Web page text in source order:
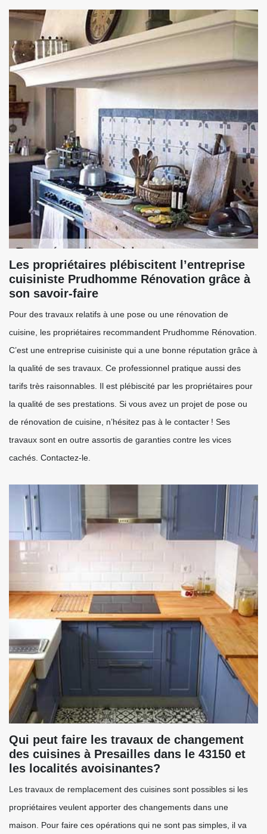
Les propriétaires plébiscitent l’entreprise
cuisiniste Prudhomme Rénovation grâce à
son savoir-faire
Pour des travaux relatifs à une pose ou une rénovation de
cuisine, les propriétaires recommandent Prudhomme Rénovation.
C’est une entreprise cuisiniste qui a une bonne réputation grâce à
la qualité de ses travaux. Ce professionnel pratique aussi des
tarifs très raisonnables. Il est plébiscité par les propriétaires pour
la qualité de ses prestations. Si vous avez un projet de pose ou
de rénovation de cuisine, n’hésitez pas à le contacter ! Ses
travaux sont en outre assortis de garanties contre les vices
cachés. Contactez-le.
Qui peut faire les travaux de changement
des cuisines à Presailles dans le 43150 et
les localités avoisinantes?
Les travaux de remplacement des cuisines sont possibles si les
propriétaires veulent apporter des changements dans une
maison. Pour faire ces opérations qui ne sont pas simples, il va